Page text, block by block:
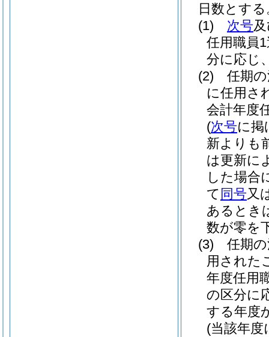
日数とする
(1)
次号
任用職員
分に応じ
(2)
任期
に任用さ
会計年度
(次号に掲
新よりも
は更新に
した場合
て 同号又
あるとき
数が零を
(3)
任期
用された
年度任用
の区分に
する年度
(当該年